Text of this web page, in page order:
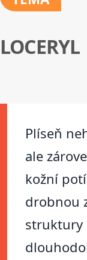
Plíseň
ale
kožní
drobnou
struktury